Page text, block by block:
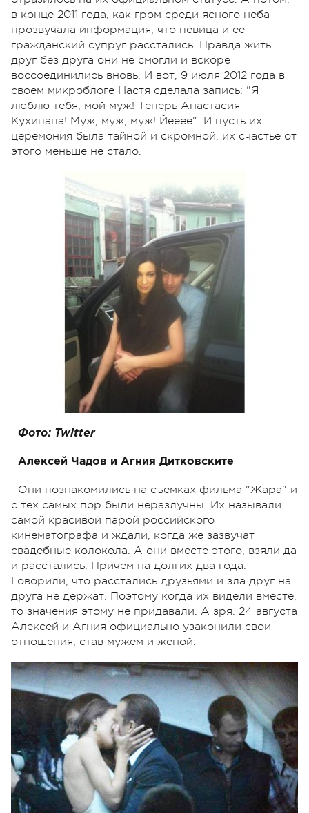
в конце 2011 года, как гром среди ясного неба
прозвучала информация, что певица и ее
гражданский супруг расстались. Правда жить
друг без друга они не смогли и вскоре
воссоединились вновь. И вот, 9 июля 2012 года в
своем микроблоге Настя сделала запись: "Я
люблю тебя, мой муж! Теперь Анастасия
Кухипапа! Муж, муж, муж! Йееее". И пусть их
церемония была тайной и скромной, их счастье от
этого меньше не стало.
Фото: Twitter
Алексей Чадов и Агния Дитковските
Они познакомились на съемках фильма "Жара" и
с тех самых пор были неразлучны. Их называли
самой красивой парой российского
кинематографа и ждали, когда же зазвучат
свадебные колокола. А они вместе этого, взяли да
и расстались. Причем на долгих два года.
Говорили, что расстались друзьями и зла друг на
друга не держат. Поэтому когда их видели вместе,
то значения этому не придавали. А зря. 24 августа
Алексей и Агния официально узаконили свои
отношения, став мужем и женой.